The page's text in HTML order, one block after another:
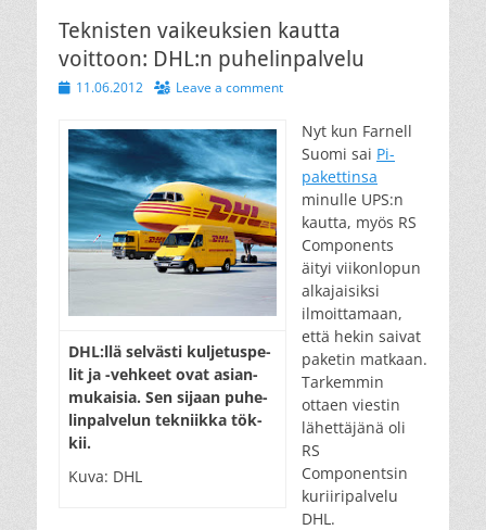
Teknisten vaikeuksien kautta
voittoon: DHL:n puhelinpalvelu
Posted11.06.2012 Leave a comment
DHL:llä sel­väs­ti kul­je­tus­pe­
lit ja -veh­keet ovat asi­an­
mu­kai­sia. Sen si­jaan pu­he­
lin­pal­ve­lun tek­niik­ka tök­
kii.
Kuva: DHL
Nyt kun Farnell
Suomi sai Pi-
pakettinsa
minulle UPS:n
kautta, myös RS
Components
äityi viikonlopun
alkajaisiksi
ilmoittamaan,
että hekin saivat
paketin matkaan.
Tarkemmin
ottaen viestin
lähettäjänä oli
RS
Componentsin
kuriiripalvelu
DHL.